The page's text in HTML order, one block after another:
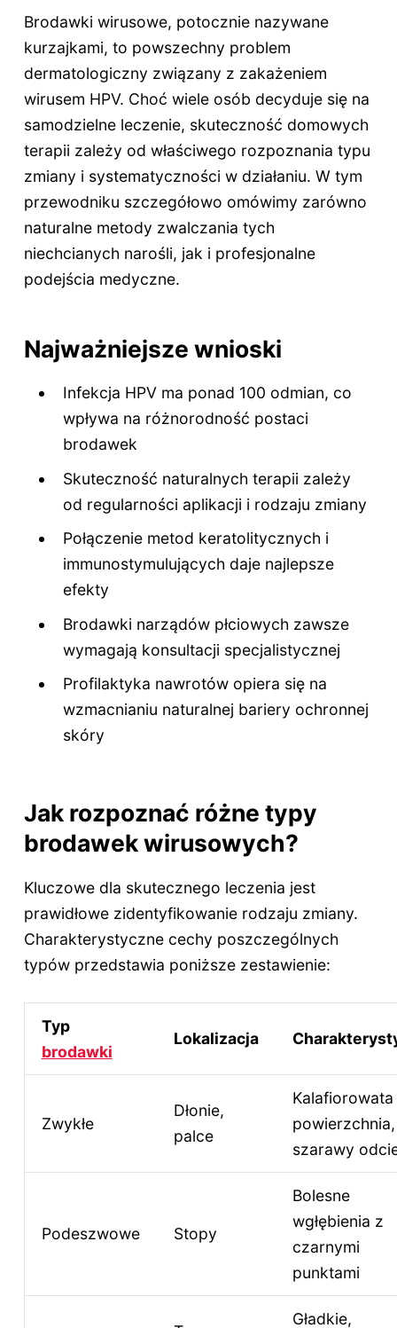
Brodawki wirusowe, potocznie nazywane
kurzajkami, to powszechny problem
dermatologiczny związany z zakażeniem
wirusem HPV. Choć wiele osób decyduje się na
samodzielne leczenie, skuteczność domowych
terapii zależy od właściwego rozpoznania typu
zmiany i systematyczności w działaniu. W tym
przewodniku szczegółowo omówimy zarówno
naturalne metody zwalczania tych
niechcianych narośli, jak i profesjonalne
podejścia medyczne.
Najważniejsze wnioski
Infekcja HPV ma ponad 100 odmian, co
wpływa na różnorodność postaci
brodawek
Skuteczność naturalnych terapii zależy
od regularności aplikacji i rodzaju zmiany
Połączenie metod keratolitycznych i
immunostymulujących daje najlepsze
efekty
Brodawki narządów płciowych zawsze
wymagają konsultacji specjalistycznej
Profilaktyka nawrotów opiera się na
wzmacnianiu naturalnej bariery ochronnej
skóry
Jak rozpoznać różne typy
brodawek wirusowych?
Kluczowe dla skutecznego leczenia jest
prawidłowe zidentyfikowanie rodzaju zmiany.
Charakterystyczne cechy poszczególnych
typów przedstawia poniższe zestawienie:
Typ
brodawki
Lokalizacja
Zwykłe
Dłonie,
palce
Kalafiorowata
powierzchnia,
szarawy
Podeszwowe Stopy
Bolesne
wgłębienia z
czarnymi
punktami
Gładkie,